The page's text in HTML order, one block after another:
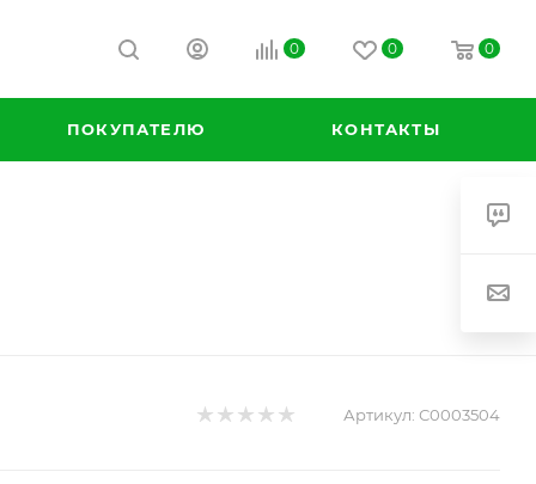
0 0 0
ПОКУПАТЕЛЮ КОНТАКТЫ
Артикул: С0003504